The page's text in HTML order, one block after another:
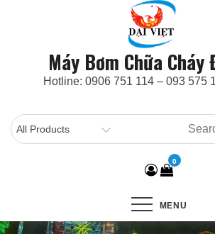
Máy Bơm Chữa
Hotline: 0906 751 114 – 093 575
0
MENU